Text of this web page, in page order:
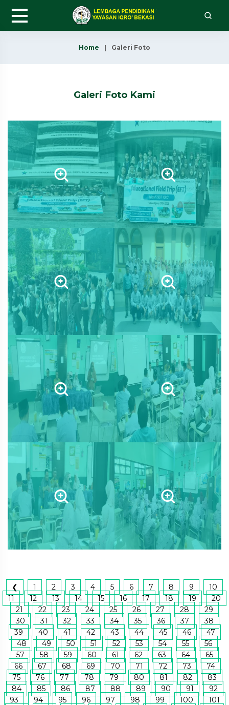
Home Galeri Foto
Galeri Foto Kami
❮ 1 2 3 4 5 6 7 8 9
10
11
12 13 14 15 16 17 18 19
20
21
22 23 24 25 26 27 28
29
30
31 32 33 34 35 36 37
38
39
40 41 42 43 44 45 46
47
48
49 50 51 52 53 54 55
56
57
58 59 60 61 62 63 64
65
66
67 68 69 70 71 72 73
74
75
76 77 78 79 80 81 82
83
84
85 86 87 88 89 90 91
92
93
94 95 96 97 98 99 100
101